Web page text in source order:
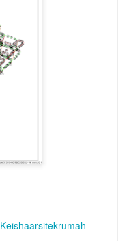
Keishaarsitekrumah